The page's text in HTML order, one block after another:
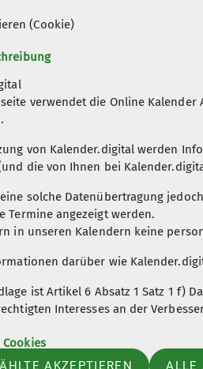
Service
Downloads
Benutzungsordnung
(Cookie)
verwendet die Online
von Kalender.digital werden
die von Ihnen bei
solche Datenübertragung
Termine angezeigt werden.
in unseren Kalendern keine
darüber wie
ist Artikel 6 Absatz 1 Satz 1 f)
Interesses an der
AKZEPTIEREN ALLE